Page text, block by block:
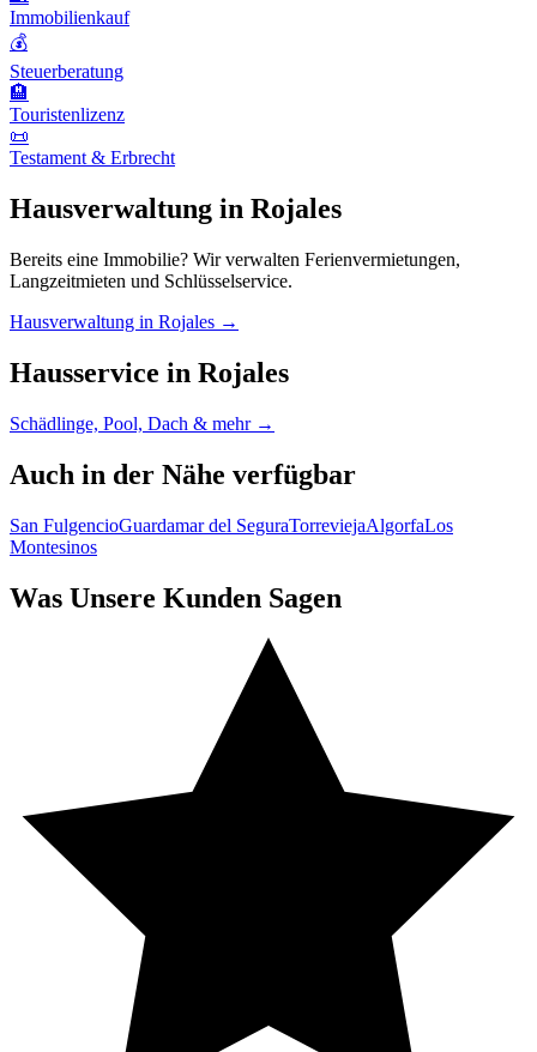
Immobilienkauf
💰
Steuerberatung
🏨
Touristenlizenz
📜
Testament & Erbrecht
Hausverwaltung in Rojales
Bereits eine Immobilie? Wir verwalten Ferienvermietungen,
Langzeitmieten und Schlüsselservice.
Hausverwaltung in Rojales →
Hausservice in Rojales
Schädlinge, Pool, Dach & mehr →
Auch in der Nähe verfügbar
San FulgencioGuardamar del SeguraTorreviejaAlgorfaLos
Montesinos
Was Unsere Kunden Sagen